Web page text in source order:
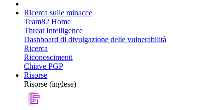
Ricerca sulle minacce
Team82 Home
Threat Intelligence
Dashboard di divulgazione delle vulnerabilità
Ricerca
Riconoscimenti
Chiave PGP
Risorse
Risorse (inglese)